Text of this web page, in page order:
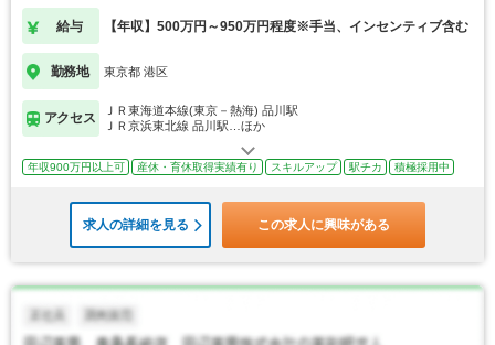
給与 【年収】500万円～950万円程度※手当、インセンティブ含む
勤務地 東京都 港区
アクセス
ＪＲ東海道本線(東京－熱海) 品川駅
ＪＲ京浜東北線 品川駅…ほか
年収900万円以上可 産休・育休取得実績有り スキルアップ 駅チカ 積極採用中
求人の詳細を見る この求人に興味がある